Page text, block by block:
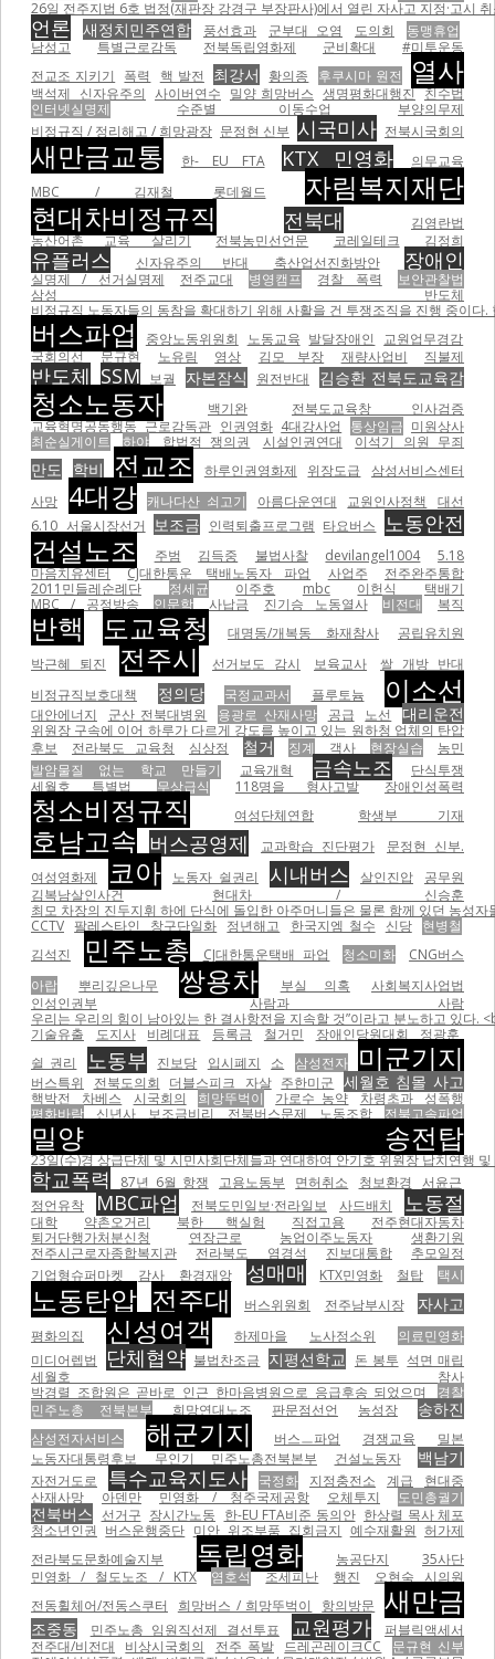
26일 전주지법 6호 법정(재판장 강경구 부장판사)에서 열린 자사고 지정·고시
언론 새정치민주연합 풍선효과 군부대 오염 도의회
동맹휴업
남성고
특별근로감독 전북독립영화제 군비확대
#미투운동
전교조 지키기
폭력 핵 발전 최강서 황의종 후쿠시마 원전 열사
백석제 신자유주의 사이버연수 밀양 희망버스 생명평화대행진 친수법
인터넷실명제
수준별 이동수업
부양의무제
비정규직 / 정리해고 / 희망광장 문정현 신부 시국미사 전북시국회의
새만금교통 한- EU FTA KTX 민영화
의무교육
MBC / 김재철
롯데월드
자림복지재단
현대차비정규직
전북대
김영란법
농산어촌 교육 살리기
전북농민선언문 코레일테크 김정희
유플러스 신자유주의 반대 축산업선진화방안 장애인
실명제 / 선거실명제 전주교대 병영캠프 경찰 폭력
보안관찰법
삼성 반도체
비정규직 노동자들의 동참을 확대하기 위해 사활을 건 투쟁조직을 진행 중이다.
버스파업 중앙노동위원회 노동교육 발달장애인
교원업무경감
국회의선
문규현 노유림 영상 김모 부장 재량사업비 직불제
반도체 SSM 보궐 자본잠식 원전반대 김승환 전북도교육감
청소노동자 백기완
전북도교육창 인사검증
교육혁명공동행동 근로감독관 인권영화 4대강사업 통상임금 미원상사
최순실게이트
하야 합법적 쟁의권 시설인권연대 이석기 의원 무죄
만도 학비 전교조 하루인권영화제 위장도급
삼성서비스센터
사망
4대강 캐나다산 쇠고기 아름다운연대 교원인사정책
대선
6.10 서울시장선거 보조금 인력퇴출프로그램 타요버스 노동안전
건설노조 주범 김득중 불법사찰 devilangel1004
5.18
마음치유센터
CJ대한통운 택배노동자 파업 사업주
전주완주통합
2011민들레순례단
정세균 이주호 mbc 이헌식
택배기
MBC / 공정방송
인문학 사납금 진기승 노동열사 비전대 복직
반핵 도교육청 대명동/개복동 화재참사
공립유치원
박근혜 퇴진
전주시 선거보도 감시 보육교사
쌀 개방 반대
비정규직보호대책
정의당 국정교과서 플루토늄 이소선
대안에너지 군산 전북대병원 용광로 산재사망 공급 노선 대리운전
위원장 구속에 이어 하루가 다르게 강도를 높이고 있는 원하청 업체의 탄압
후보
전라북도 교육청 심상정 철거 징계 객사 현장실습
농민
발암물질 없는 학교 만들기
교육개혁 금속노조
단식투쟁
세월호 특별법
무상급식 118명을 형사고발 장애인성폭력
청소비정규직 여성단체연합 학생부 기재
호남고속 버스공영제 교과학습 진단평가
문정현 신부.
여성영화제
코아 노동자 쉴권리 시내버스 살인진압
공무원
김복남살인사건
현대차 / 신승훈
최모 차장의 진두지휘 하에 단식에 돌입한 아주머니들은 물론 함께 있던 농
CCTV 팔레스타인 창구단일화 정년해고 한국지엠 철수 신당
현병철
김석진
민주노총 CJ대한통운택배 파업 청소미화
CNG버스
아랍
뿌리깊은나무 쌍용차 부실 의혹
사회복지사업법
인성인권부
사람과 사람
우리는 우리의 힘이 남아있는 한 결사항전을 지속할 것”이라고 분노하고 있다.
기술유출
도지사 비례대표 등록금 철거민 장애인당원대회
정광훈
쉴 권리
노동부 진보당 입시폐지 소 삼성전자 미군기지
버스특위 전북도의회 더블스피크 자살 주한미군 세월호 침몰 사고
핵박전 차베스 시국회의 희망뚜벅이 가로수 농약 차령초과
성폭행
평화바람
신년사 보조금비리 전북버스문제 노동조합 전북고속파업
밀양 송전탑
23일(수)경 상급단체 및 시민사회단체들과 연대하여 안기호 위원장 납치연행
학교폭력 87년 6월 항쟁 고용노동부 면허취소 청보환경
서윤근
정언유착
MBC파업 전북도민일보·전라일보 사드배치 노동절
대학 약촌오거리 북한 핵실험 직접고용
전주현대자동차
퇴거단행가처분신청
연장근로 농업이주노동자
생환기원
전주시근로자종합복지관
전라북도 염경석 진보대통합
추모일정
기업형슈퍼마켓
감사 환경재앙 성매매 KTX민영화 철탑 택시
노동탄압 전주대 버스위원회 전주남부시장 자사고
평화의집 신성여객 하제마을 노사정소위
의료민영화
미디어렙법
단체협약 불법찬조금 지평선학교 돈 봉투 석면 매립
세월호 참사
박경렬 조합원은 곧바로 인근 한마음병원으로 응급후송 되었으며
경찰
민주노총 전북본부
희망연대노조 판문점선언 농성장 송하진
삼성전자서비스 해군기지 버스ㅡ파업 경쟁교육
밀본
노동자대통령후보
무인기 민주노총전북본부 건설노동자 백남기
자전거도로 특수교육지도사 국정화 지정충전소 계급
현대중
산재사망
아덴만 민영화 / 청주국제공항 오체투지 도민총궐기
전북버스 선거구 장시간노동 한-EU FTA비준 동의안 한상렬 목사 체포
청소년인권 버스운행중단 미안 위조부품 집회금지 예수재활원 허가제
전라북도문화예술지부
독립영화 농공단지
35사단
민영화 / 철도노조 / KTX
염호석 조세피난 행진
오현숙 시의원
전동휠체어/전동스쿠터
희망버스 / 희망뚜벅이 항의방문 새만금
조중동 민주노총 임원직선제 결선투표 교원평가
퍼블릭액세서
전주대/비전대
비상시국회의 전주 폭발 드레곤레이크CC
문규현 신부